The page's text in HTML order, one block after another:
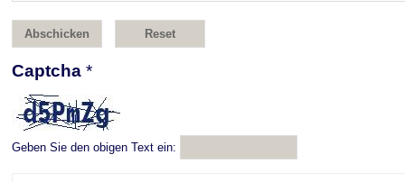
Captcha *
Geben Sie den obigen Text ein: